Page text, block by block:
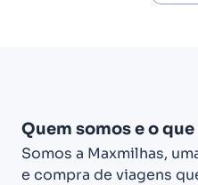
Quem somos e o
Somos a Maxmilhas,
e compra de viagens